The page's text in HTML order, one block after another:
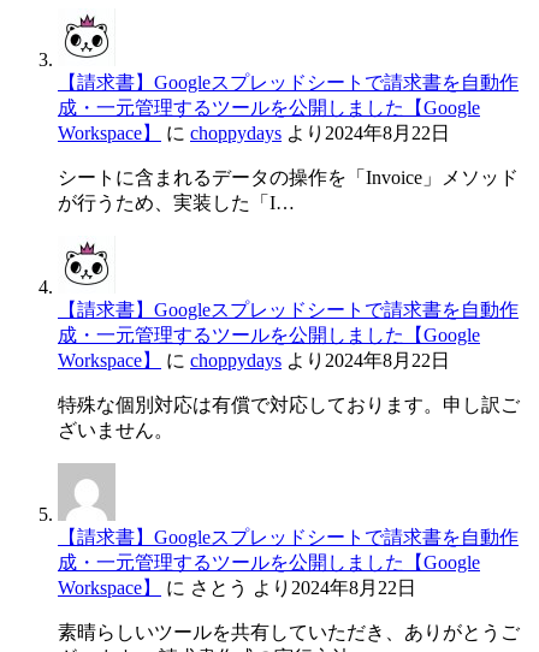
【請求書】Googleスプレッドシートで請求書を自動作
成・一元管理するツールを公開しました【Google
Workspace】
に choppydays より 2024年8月22日
シートに含まれるデータの操作を「Invoice」メソッド
が行うため、実装した「I…
【請求書】Googleスプレッドシートで請求書を自動作
成・一元管理するツールを公開しました【Google
Workspace】
に choppydays より 2024年8月22日
特殊な個別対応は有償で対応しております。申し訳ご
ざいません。
【請求書】Googleスプレッドシートで請求書を自動作
成・一元管理するツールを公開しました【Google
Workspace】
に さとう より 2024年8月22日
素晴らしいツールを共有していただき、ありがとうご